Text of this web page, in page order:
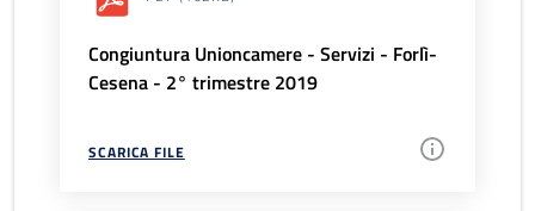
Congiuntura Unioncamere - Servizi - Forlì-
Cesena - 2° trimestre 2019
SCARICA FILE